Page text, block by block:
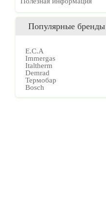
Популярные бренды
E.C.A
Immergas
Italtherm
Demrad
Термобар
Bosch